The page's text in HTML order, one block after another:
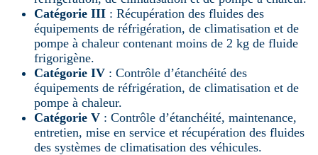
Catégorie III : Récupération des fluides des
équipements de réfrigération, de climatisation et de
pompe à chaleur contenant moins de 2 kg de fluide
frigorigène.
Catégorie IV : Contrôle d’étanchéité des
équipements de réfrigération, de climatisation et de
pompe à chaleur.
Catégorie V : Contrôle d’étanchéité, maintenance,
entretien, mise en service et récupération des fluides
des systèmes de climatisation des véhicules.